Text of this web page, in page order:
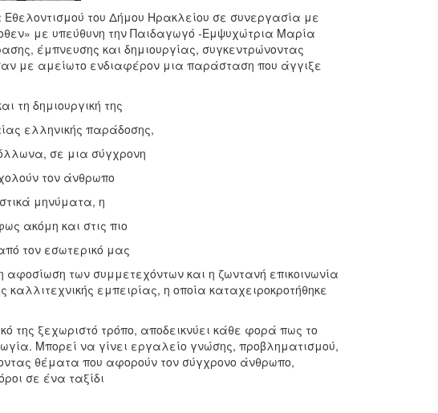
του Δήμου Ηρακλείου σε συνεργασία με
με υπεύθυνη την Παιδαγωγό -Εμψυχώτρια Μαρία
έμπνευσης και δημιουργίας, συγκεντρώνοντας
με αμείωτο ενδιαφέρον μια παράσταση που άγγιξε
τη δημιουργική της
ελληνικής παράδοσης,
σε μια σύγχρονη
τον άνθρωπο
μηνύματα, η
ακόμη και στις πιο
τον εσωτερικό μας
των συμμετεχόντων και η ζωντανή επικοινωνία
εμπειρίας, η οποία καταχειροκροτήθηκε
της ξεχωριστό τρόπο, αποδεικνύει κάθε φορά πως το
Μπορεί να γίνει εργαλείο γνώσης, προβληματισμού,
θέματα που αφορούν τον σύγχρονο άνθρωπο,
σε ένα ταξίδι